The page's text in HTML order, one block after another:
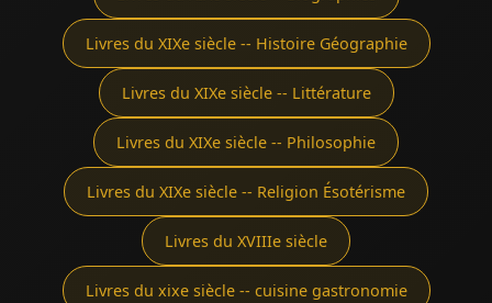
Livres du XIXe siècle -- Histoire Géographie
Livres du XIXe siècle -- Littérature
Livres du XIXe siècle -- Philosophie
Livres du XIXe siècle -- Religion Ésotérisme
Livres du XVIIIe siècle
Livres du xixe siècle -- cuisine gastronomie